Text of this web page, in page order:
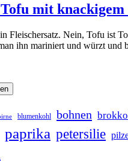
mit knackigem
Fleischersatz. Nein, Tofu ist
ihn mariniert und würzt
blumenkohl bohnen
paprika petersilie